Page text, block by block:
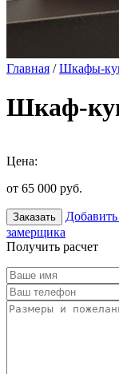
Главная /Шкафы-
Шкаф-
Цена:
от 65 000 руб.
Заказать
замерщика
Получить расчет